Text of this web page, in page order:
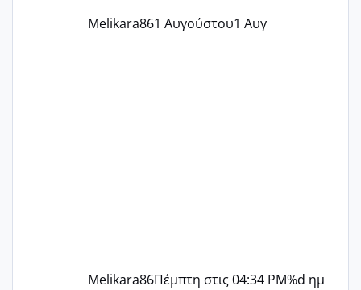
Melikara861 Αυγούστου1 Αυγ
Melikara86Πέμπτη στις 04:34 PM%d ημ